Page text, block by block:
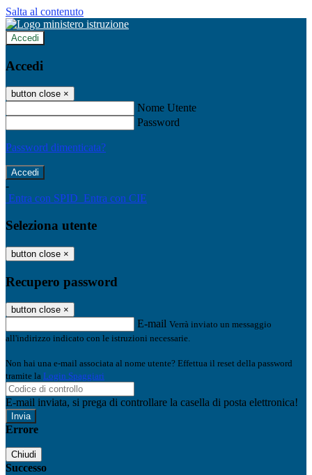
Salta al contenuto
Accedi
Accedi
button close ×
Nome Utente
Password
Password dimenticata?
-
Entra con SPID Entra con CIE
Seleziona utente
button close ×
Recupero password
button close ×
E-mail Verrà inviato un messaggio
all'indirizzo indicato con le istruzioni necessarie.
Non hai una e-mail associata al nome utente? Effettua il reset della password
tramite la Login Spaggiari
E-mail inviata, si prega di controllare la casella di posta elettronica!
Errore
Chiudi
Successo